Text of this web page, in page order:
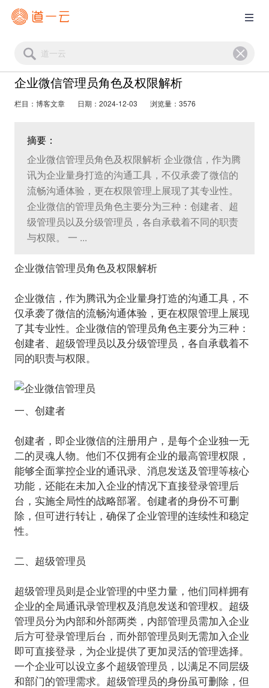
企业微信管理员角色及权限解析
栏目：博客文章 日期：2024-12-03 浏览量：3576
摘要：
企业微信管理员角色及权限解析 企业微信，作为腾
讯为企业量身打造的沟通工具，不仅承袭了微信的
流畅沟通体验，更在权限管理上展现了其专业性。
企业微信的管理员角色主要分为三种：创建者、超
级管理员以及分级管理员，各自承载着不同的职责
与权限。 一 ...
企业微信管理员角色及权限解析
企业微信，作为腾讯为企业量身打造的沟通工具，不
仅承袭了微信的流畅沟通体验，更在权限管理上展现
了其专业性。企业微信的管理员角色主要分为三种：
创建者、超级管理员以及分级管理员，各自承载着不
同的职责与权限。
一、创建者
创建者，即企业微信的注册用户，是每个企业独一无
二的灵魂人物。他们不仅拥有企业的最高管理权限，
能够全面掌控企业的通讯录、消息发送及管理等核心
功能，还能在未加入企业的情况下直接登录管理后
台，实施全局性的战略部署。创建者的身份不可删
除，但可进行转让，确保了企业管理的连续性和稳定
性。
二、超级管理员
超级管理员则是企业管理的中坚力量，他们同样拥有
企业的全局通讯录管理权及消息发送和管理权。超级
管理员分为内部和外部两类，内部管理员需加入企业
后方可登录管理后台，而外部管理员则无需加入企业
即可直接登录，为企业提供了更加灵活的管理选择。
一个企业可以设立多个超级管理员，以满足不同层级
和部门的管理需求。超级管理员的身份虽可删除，但